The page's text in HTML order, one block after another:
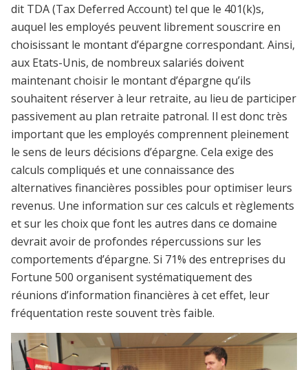
dit TDA (Tax Deferred Account) tel que le 401(k)s,
auquel les employés peuvent librement souscrire en
choisissant le montant d’épargne correspondant. Ainsi,
aux Etats-Unis, de nombreux salariés doivent
maintenant choisir le montant d’épargne qu’ils
souhaitent réserver à leur retraite, au lieu de participer
passivement au plan retraite patronal. Il est donc très
important que les employés comprennent pleinement
le sens de leurs décisions d’épargne. Cela exige des
calculs compliqués et une connaissance des
alternatives financières possibles pour optimiser leurs
revenus. Une information sur ces calculs et règlements
et sur les choix que font les autres dans ce domaine
devrait avoir de profondes répercussions sur les
comportements d’épargne. Si 71% des entreprises du
Fortune 500 organisent systématiquement des
réunions d’information financières à cet effet, leur
fréquentation reste souvent très faible.